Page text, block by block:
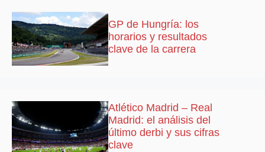
GP de Hungría: los
horarios y resultados
clave de la carrera
Atlético Madrid – Real
Madrid: el análisis del
último derbi y sus cifras
clave